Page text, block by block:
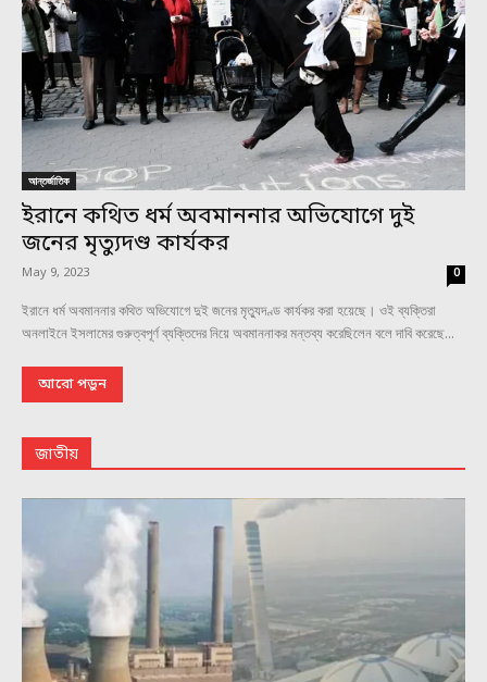
আন্তর্জাতিক
ইরানে কথিত ধর্ম অবমাননার অভিযোগে দুই
জনের মৃত্যুদণ্ড কার্যকর
May 9, 2023 0
ইরানে ধর্ম অবমাননার কথিত অভিযোগে দুই জনের মৃত্যুদণ্ড কার্যকর করা হয়েছে। ওই ব্যক্তিরা
অনলাইনে ইসলামের গুরুত্বপূর্ণ ব্যক্তিদের নিয়ে অবমাননাকর মন্তব্য করেছিলেন বলে দাবি করেছে...
আরো পড়ুন
জাতীয়